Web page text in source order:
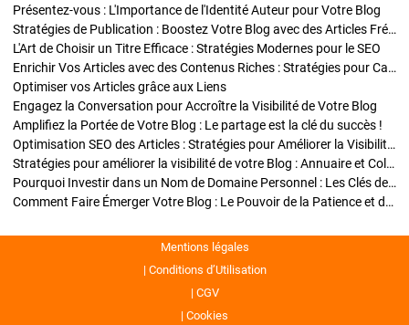
Présentez-vous : L'Importance de l'Identité Auteur pour Votre Blog
Stratégies de Publication : Boostez Votre Blog avec des Articles Fréquents et Exclusifs
L'Art de Choisir un Titre Efficace : Stratégies Modernes pour le SEO
Enrichir Vos Articles avec des Contenus Riches : Stratégies pour Captiver et Optimiser
Optimiser vos Articles grâce aux Liens
Engagez la Conversation pour Accroître la Visibilité de Votre Blog
Amplifiez la Portée de Votre Blog : Le partage est la clé du succès !
Optimisation SEO des Articles : Stratégies pour Améliorer la Visibilité de Votre Blog
Stratégies pour améliorer la visibilité de votre Blog : Annuaire et Collaborations
Pourquoi Investir dans un Nom de Domaine Personnel : Les Clés de la Réussite de Votre Blog
Comment Faire Émerger Votre Blog : Le Pouvoir de la Patience et de la Persévérance
Mentions légales
Conditions d’Utilisation
CGV
Cookies